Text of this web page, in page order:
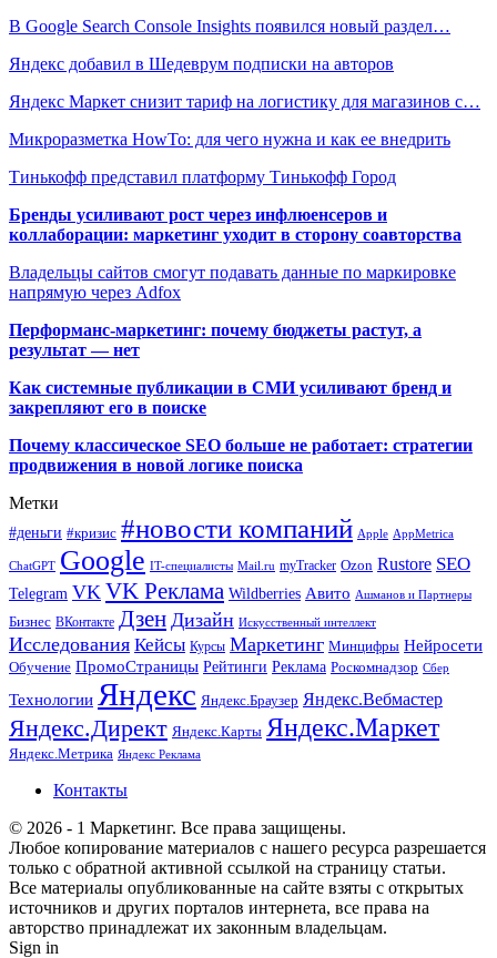
В Google Search Console Insights появился новый раздел…
Яндекс добавил в Шедеврум подписки на авторов
Яндекс Маркет снизит тариф на логистику для магазинов с…
Микроразметка HowTo: для чего нужна и как ее внедрить
Тинькофф представил платформу Тинькофф Город
Бренды усиливают рост через инфлюенсеров и
коллаборации: маркетинг уходит в сторону соавторства
Владельцы сайтов смогут подавать данные по маркировке
напрямую через Adfox
Перформанс-маркетинг: почему бюджеты растут, а
результат — нет
Как системные публикации в СМИ усиливают бренд и
закрепляют его в поиске
Почему классическое SEO больше не работает: стратегии
продвижения в новой логике поиска
Метки
#деньги #кризис #новости компаний Apple AppMetrica
ChatGPT Google IT-специалисты Mail.ru myTracker Ozon Rustore SEO
Telegram VK VK Реклама Wildberries Авито Ашманов и Партнеры
Бизнес ВКонтакте Дзен Дизайн Искусственный интеллект
Исследования Кейсы Курсы Маркетинг Минцифры Нейросети
Обучение ПромоСтраницы Рейтинги Реклама Роскомнадзор Сбер
Технологии Яндекс Яндекс.Браузер Яндекс.Вебмастер
Яндекс.Директ Яндекс.Карты Яндекс.Маркет
Яндекс.Метрика Яндекс Реклама
Контакты
© 2026 - 1 Маркетинг. Все права защищены.
Любое копирование материалов с нашего ресурса разрешается
только с обратной активной ссылкой на страницу статьи.
Все материалы опубликованные на сайте взяты с открытых
источников и других порталов интернета, все права на
авторство принадлежат их законным владельцам.
Sign in